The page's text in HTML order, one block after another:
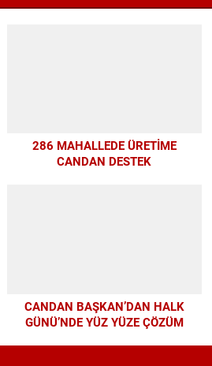
286 MAHALLEDE ÜRETİME
CANDAN DESTEK
CANDAN BAŞKAN’DAN HALK
GÜNÜ’NDE YÜZ YÜZE ÇÖZÜM